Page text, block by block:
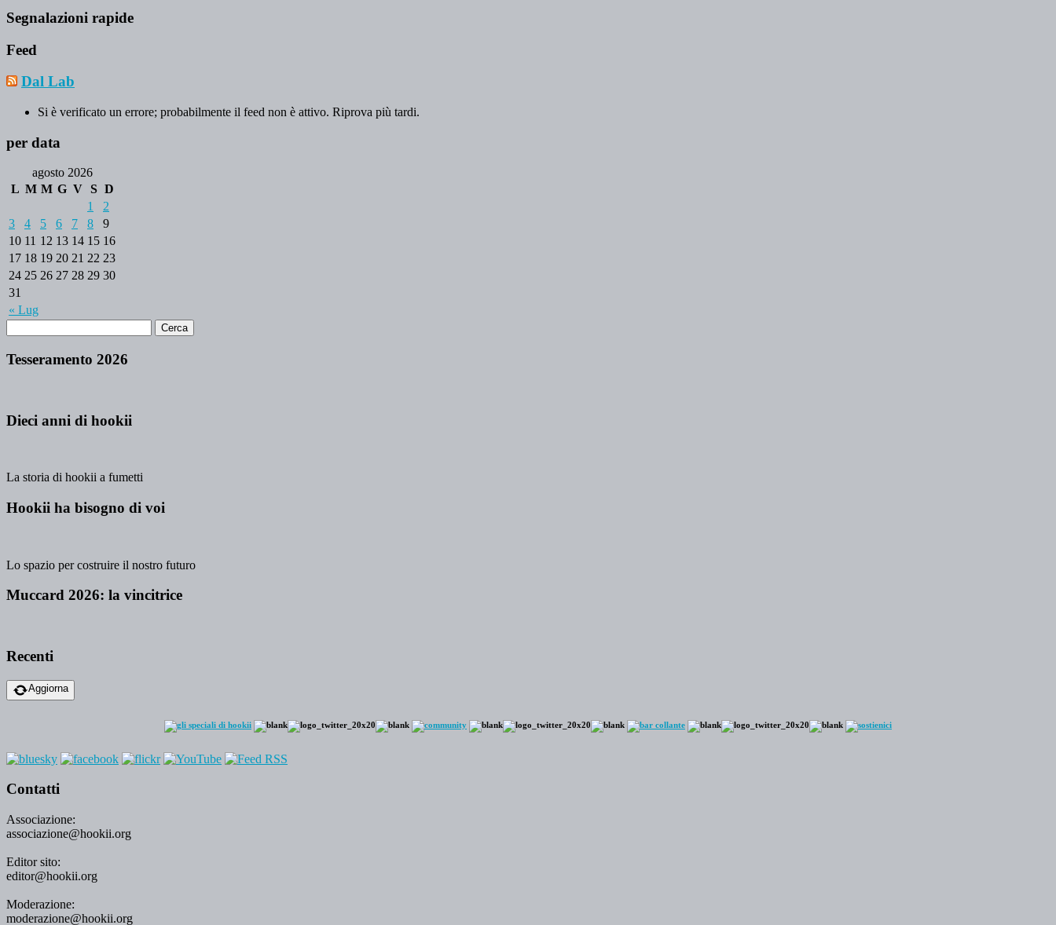
Segnalazioni rapide
Feed
Dal Lab
Si è verificato un errore; probabilmente il feed non è attivo. Riprova più tardi.
per data
agosto 2026
L M M G V S D
« Lug
1
2
3
4 5 6 7 8
9
10 11 12 13 14 15 16
17 18 19 20 21 22 23
24 25 26 27 28 29 30
31
Tesseramento 2026
Dieci anni di hookii
La storia di hookii a fumetti
Hookii ha bisogno di voi
Lo spazio per costruire il nostro futuro
Muccard 2026: la vincitrice
Recenti
Aggiorna
Contatti
Associazione:
associazione@hookii.org
Editor sito:
editor@hookii.org
Moderazione:
moderazione@hookii.org